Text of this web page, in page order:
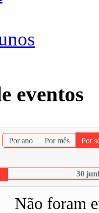
eventos
Por ano Por mês Por
30
Não foram